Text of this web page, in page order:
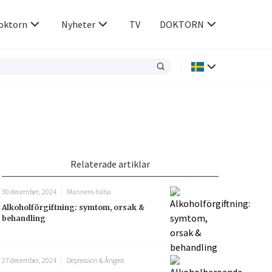
Rökavvänjning
Rörelseapparaten
Sex & Samliv
Sömn & Stress
Nyheter TV DOKTORN
Relaterade artiklar
30 december, 2024
Mannens hälsa
Alkoholförgiftning: symtom, orsak &
behandling
27 december, 2024
Depression & Ångest